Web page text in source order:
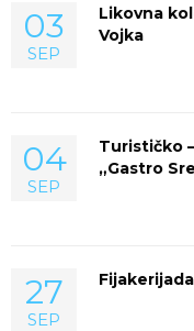
03
SEP
Likovna
Vojka
04
SEP
Turističko
„Gastro
27
SEP